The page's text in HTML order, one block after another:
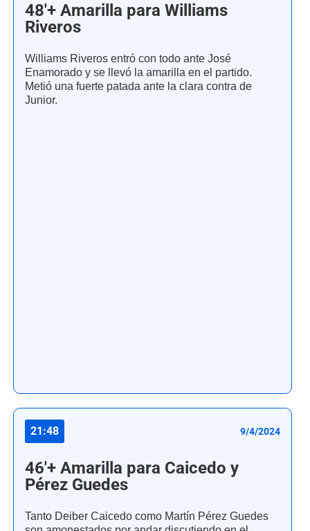
48'+ Amarilla para Williams
Riveros
Williams Riveros entró con todo ante José
Enamorado y se llevó la amarilla en el partido.
Metió una fuerte patada ante la clara contra de
Junior.
21:48 9/4/2024
46'+ Amarilla para Caicedo y
Pérez Guedes
Tanto Deiber Caicedo como Martín Pérez Guedes